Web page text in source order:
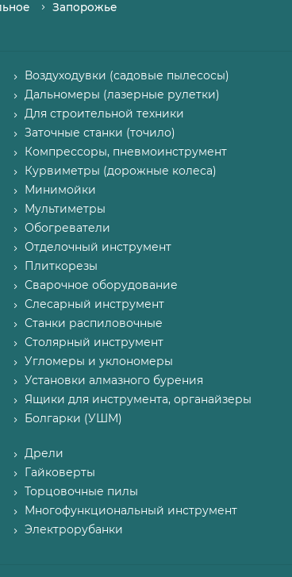
Запорожье
Воздуходувки (садовые пылесосы)
Дальномеры (лазерные рулетки)
Для строительной техники
Заточные станки (точило)
Компрессоры, пневмоинструмент
Курвиметры (дорожные колеса)
Минимойки
Мультиметры
Обогреватели
Отделочный инструмент
Плиткорезы
Сварочное оборудование
Слесарный инструмент
Станки распиловочные
Столярный инструмент
Угломеры и уклономеры
Установки алмазного бурения
Ящики для инструмента, органайзеры
Болгарки (УШМ)
Дрели
Гайковерты
Торцовочные пилы
Многофункциональный инструмент
Электрорубанки